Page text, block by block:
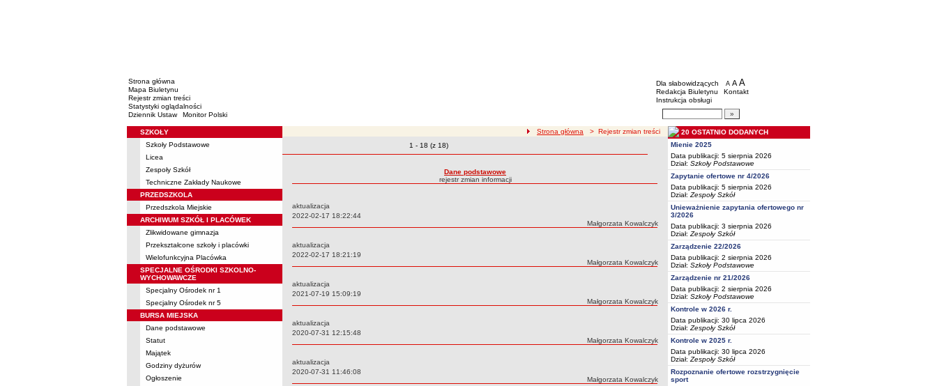
Strona główna
Mapa Biuletynu
Rejestr zmian treści
Statystyki oglądalności
Dziennik Ustaw
Monitor Polski
BIP - Oświata Częstochowa
Menu dodatkowe
Dla słabowidzących A pomniejsz czcionkę
A standardowy rozmiar czcionki
A
Redakcja Biuletynu
Kontakt
Instrukcja obsługi
Wyszukiwarka artykułów
Menu
SZKOŁY
Szkoły Podstawowe
Licea
Zespoły Szkół
Techniczne Zakłady Naukowe
PRZEDSZKOLA
Przedszkola Miejskie
ARCHIWUM SZKÓŁ I PLACÓWEK
Zlikwidowane gimnazja
Przekształcone szkoły i placówki
Wielofunkcyjna Placówka
SPECJALNE OŚRODKI SZKOLNO-
WYCHOWAWCZE
Specjalny Ośrodek nr 1
Specjalny Ośrodek nr 5
BURSA MIEJSKA
Dane podstawowe
Statut
Majątek
Godziny dyżurów
Ogłoszenie
ścieżka nawigacji
Strona główna > Rejestr zmian treści
Zmiany o pozycjach
1 - 18 (z 18)
Dane podstawowe
rejestr zmian informacji
aktualizacja
Data:
2022-02-17 18:22:44
Autor:
Małgorzata Kowalczyk
aktualizacja
Data:
2022-02-17 18:21:19
Autor:
Małgorzata Kowalczyk
aktualizacja
Data:
2021-07-19 15:09:19
Autor:
Małgorzata Kowalczyk
aktualizacja
Data:
2020-07-31 12:15:48
Autor:
Małgorzata Kowalczyk
aktualizacja
Data:
2020-07-31 11:46:08
Autor:
Małgorzata Kowalczyk
20 OSTATNIO DODANYCH
Mienie 2025
Data publikacji: 5 sierpnia 2026
Dział: Szkoły Podstawowe
Zapytanie ofertowe nr 4/2026
Data publikacji: 5 sierpnia 2026
Dział: Zespoły Szkół
Unieważnienie zapytania ofertowego nr
3/2026
Data publikacji: 3 sierpnia 2026
Dział: Zespoły Szkół
Zarządzenie 22/2026
Data publikacji: 2 sierpnia 2026
Dział: Szkoły Podstawowe
Zarządzenie nr 21/2026
Data publikacji: 2 sierpnia 2026
Dział: Szkoły Podstawowe
Kontrole w 2026 r.
Data publikacji: 30 lipca 2026
Dział: Zespoły Szkół
Kontrole w 2025 r.
Data publikacji: 30 lipca 2026
Dział: Zespoły Szkół
Rozpoznanie ofertowe rozstrzygnięcie
sport